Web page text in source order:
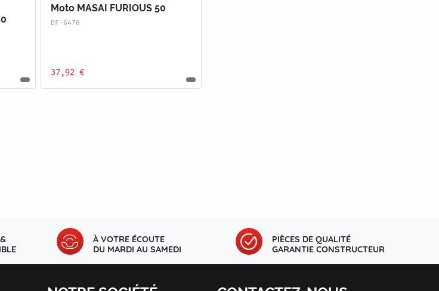
Moto MASAI FURIOUS 50
DF-6478
37,92 €
À VOTRE ÉCOUTE
DU MARDI AU SAMEDI
PIÈCES DE QUALITÉ
GARANTIE CONSTRUCTEUR